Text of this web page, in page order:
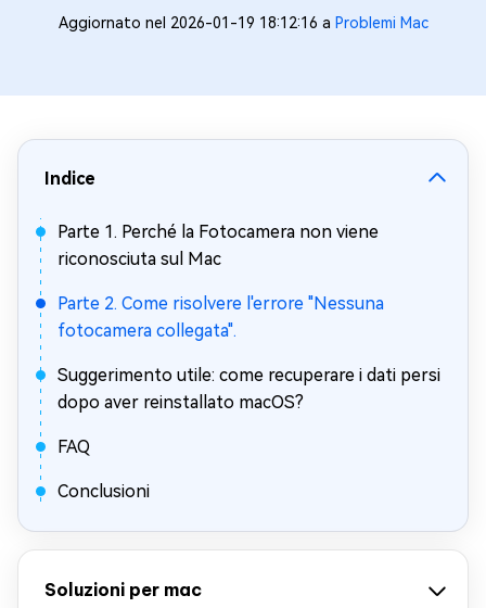
Aggiornato nel 2026-01-19 18:12:16 a Problemi Mac
Indice
Parte 1. Perché la Fotocamera non viene
riconosciuta sul Mac
Parte 2. Come risolvere l'errore "Nessuna
fotocamera collegata".
Suggerimento utile: come recuperare i dati persi
dopo aver reinstallato macOS?
FAQ
Conclusioni
Soluzioni per mac